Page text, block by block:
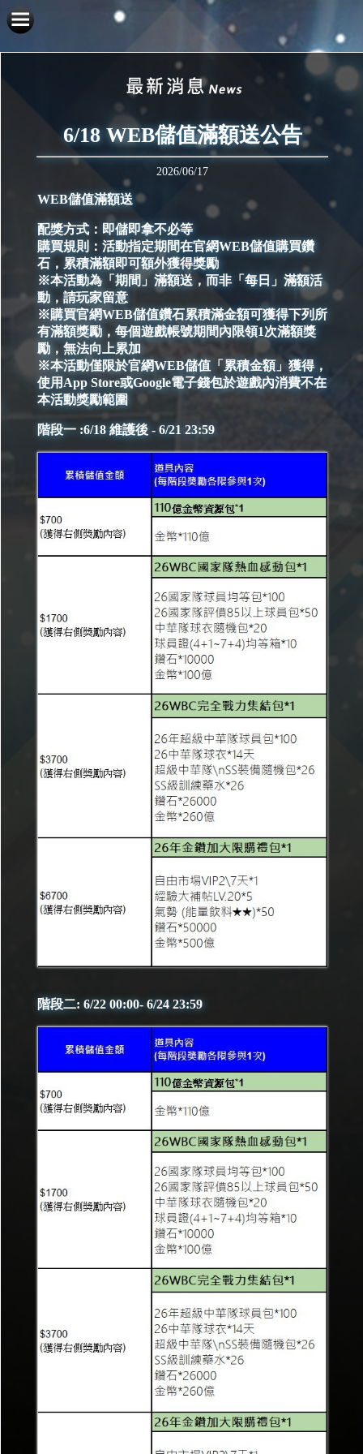
6/18 WEB儲值滿額送公告
2026/06/17
WEB儲值滿額送
配獎方式：即儲即拿不必等
購買規則：活動指定期間在官網WEB儲值購買鑽
石，累積滿額即可額外獲得獎勵
※本活動為「期間」滿額送，而非「每日」滿額活
動，請玩家留意
※購買官網WEB儲值鑽石累積滿金額可獲得下列所
有滿額獎勵，每個遊戲帳號期間內限領1次滿額獎
勵，無法向上累加
※本活動僅限於官網WEB儲值「累積金額」獲得，
使用App Store或Google電子錢包於遊戲內消費不在
本活動獎勵範圍
階段一 :6/18 維護後 - 6/21 23:59
階段二: 6/22 00:00- 6/24 23:59